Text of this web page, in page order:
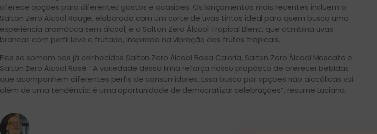
oferece opções para diferentes gostos e ocasiões. Os lançamentos mais recentes incluem o
Salton Zero Álcool Rouge, elaborado com um corte de uvas tintas ideal para quem busca uma
experiência aromática sem álcool, e o Salton Zero Álcool Tropical Blend, que combina uvas
brancas com perfil leve e frutado, inspirado na vibração das frutas tropicais.
Eles se somam aos já conhecidos Salton Zero Álcool Baixa Caloria, Salton Zero Álcool Moscato e
Salton Zero Álcool Rosé. “A variedade dessa linha reforça nosso propósito de oferecer bebidas
que acompanhem diferentes perfis de consumidores. Essa busca por opções não alcoólicas vai
além de uma tendência: é uma oportunidade de democratizar celebrações”, resume Luciana.